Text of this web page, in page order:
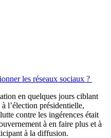
les réseaux sociaux ?
en quelques jours ciblant
l’élection présidentielle,
contre les ingérences était
à en faire plus et à
à la diffusion.